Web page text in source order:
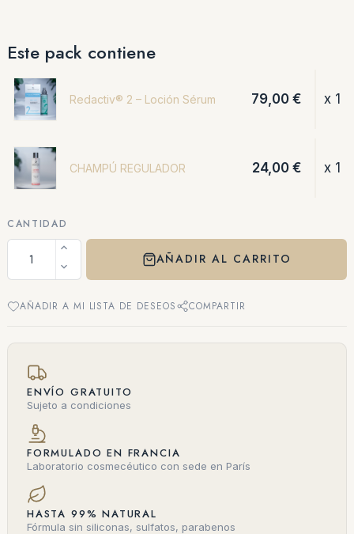
Este pack contiene
Redactiv® 2 – Loción Sérum 79,00 € x 1
CHAMPÚ REGULADOR 24,00 € x 1
CANTIDAD
AÑADIR AL CARRITO
AÑADIR A MI LISTA DE DESEOS COMPARTIR
ENVÍO GRATUITO
Sujeto a condiciones
FORMULADO EN FRANCIA
Laboratorio cosmecéutico con sede en París
HASTA 99% NATURAL
Fórmula sin siliconas, sulfatos, parabenos